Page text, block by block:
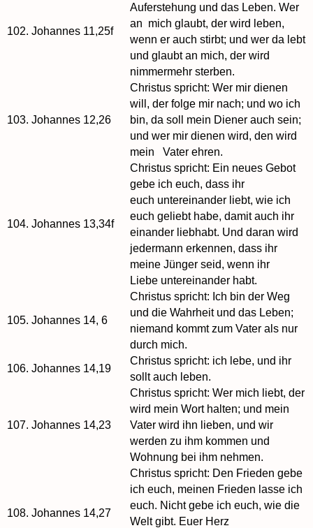
102. Johannes 11,25f
Auferstehung und das Leben. Wer
an mich glaubt, der wird leben,
wenn er auch stirbt; und wer da lebt
und glaubt an mich, der wird
nimmermehr sterben.
103. Johannes 12,26
Christus spricht: Wer mir dienen
will, der folge mir nach; und wo ich
bin, da soll mein Diener auch sein;
und wer mir dienen wird, den wird
mein Vater ehren.
104. Johannes 13,34f
Christus spricht: Ein neues Gebot
gebe ich euch, dass ihr
euch untereinander liebt, wie ich
euch geliebt habe, damit auch ihr
einander liebhabt. Und daran wird
jedermann erkennen, dass ihr
meine Jünger seid, wenn ihr
Liebe untereinander habt.
105. Johannes 14, 6
Christus spricht: Ich bin der Weg
und die Wahrheit und das Leben;
niemand kommt zum Vater als nur
durch mich.
106. Johannes 14,19
Christus spricht: ich lebe, und ihr
sollt auch leben.
107. Johannes 14,23
Christus spricht: Wer mich liebt, der
wird mein Wort halten; und mein
Vater wird ihn lieben, und wir
werden zu ihm kommen und
Wohnung bei ihm nehmen.
108. Johannes 14,27
Christus spricht: Den Frieden gebe
ich euch, meinen Frieden lasse ich
euch. Nicht gebe ich euch, wie die
Welt gibt. Euer Herz